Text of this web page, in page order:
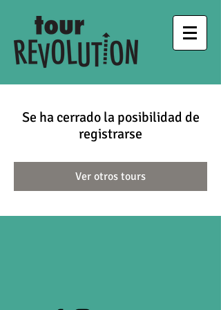
Se ha cerrado la posibilidad de
registrarse
Ver otros tours